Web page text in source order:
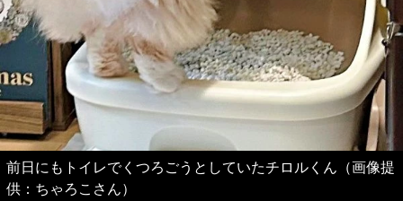
前日にもトイレでくつろごうとしていたチロルくん（画像提
供：ちゃろこさん）